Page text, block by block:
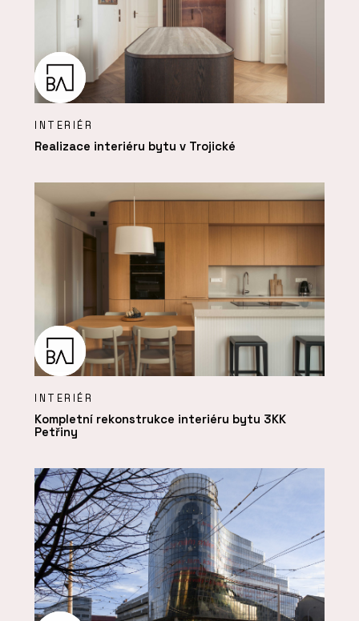
INTERIÉR
Realizace interiéru bytu v Trojické
INTERIÉR
Kompletní rekonstrukce interiéru bytu 3KK
Petřiny